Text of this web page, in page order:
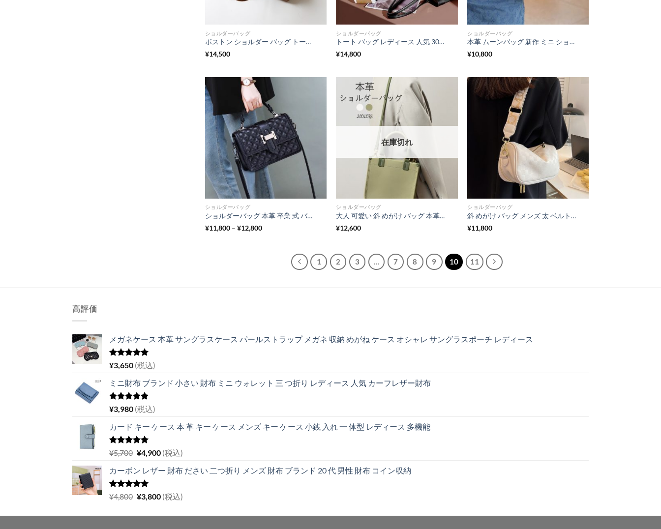
ショルダーバッグ
ボストン ショルダー バッグ トート バッグ レディース 人気 30 代 肩掛け バッグ 牛革 カバン 柔らかい ボストン 型 バッグ カジュアル 旅行
¥14,500
ショルダーバッグ
トート バッグ レディース 人気 30 代 本 革 トート バッグ 柔らかい 肩掛け バッグ レザー 2way ショルダー バッグ ビジネス カジュアル 女性
¥14,800
ショルダーバッグ
本革 ムーンバッグ 新作 ミニ ショルダーバッグ エレガント ハンドバッグ 韓国 リアルレザー バッグ 大人 可愛い
¥10,800
ショルダーバッグ
ショルダーバッグ 本革 卒業 式 バッグ 普段 使い バッグ 40 代 本 革 バッグ レディース 軽い 3way 斜めがけ レザーバッグ
¥11,800 – ¥12,800価
在庫切れ
ショルダーバッグ
大人 可愛い 斜 めがけ バッグ 本革 2way ショルダー バッグ グリーン 縦型 ポシェット おしゃれ
¥12,600
ショルダーバッグ
斜 めがけ バッグ メンズ 太 ベルト ショルダー バッグ 女性 バッグ 人気 20代 30代 40 代 カジュアル ボディバッグ 肩掛け カバン
¥11,800
1 2 3 … 7 8 9 10 11
高評価
メガネケース 本革 サングラスケース パールストラップ メガネ 収納 めがね ケース オシャレ サングラスポーチ レディース
5段階中
5.00
の評価
¥3,650 (税込)
ミニ財布 ブランド 小さい 財布 ミニ ウォレット 三 つ折り レディース 人気 カーフレザー財布
5段階中
5.00
の評価
¥3,980 (税込)
カード キー ケース 本 革 キー ケース メンズ キー ケース 小銭 入れ 一 体型 レディース 多機能
5段階中
5.00
の評価
¥5,700 元
価
格
は
¥5,700
で
¥4,900現
の
格
は
¥4,900
(税込)
カーボン レザー 財布 ださい 二つ折り メンズ 財布 ブランド 20 代 男性 財布 コイン収納
5段階中
5.00
の評価
¥4,800 元
価
¥3,800現
の
(税込)